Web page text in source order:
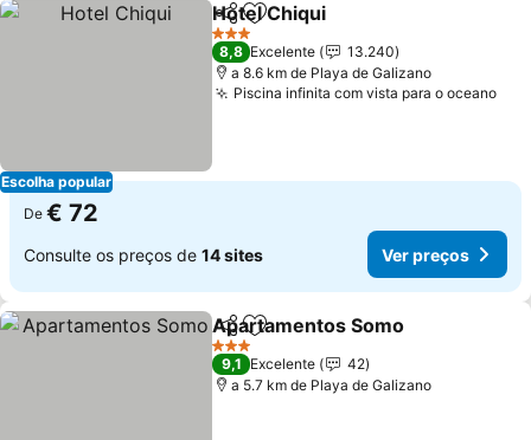
Escolha popular
PartilharAdicionar aos favoritos
Hotel Chiqui
3 Estrelas
8,8 Excelente
13.240
a 8.6 km de Playa de Galizano
Piscina infinita com vista para o oceano
De € 72
Consulte os preços de 14 sites Ver preços
PartilharAdicionar aos favoritos
Apartamentos Somo
3 Estrelas
9,1 Excelente
42
a 5.7 km de Playa de Galizano